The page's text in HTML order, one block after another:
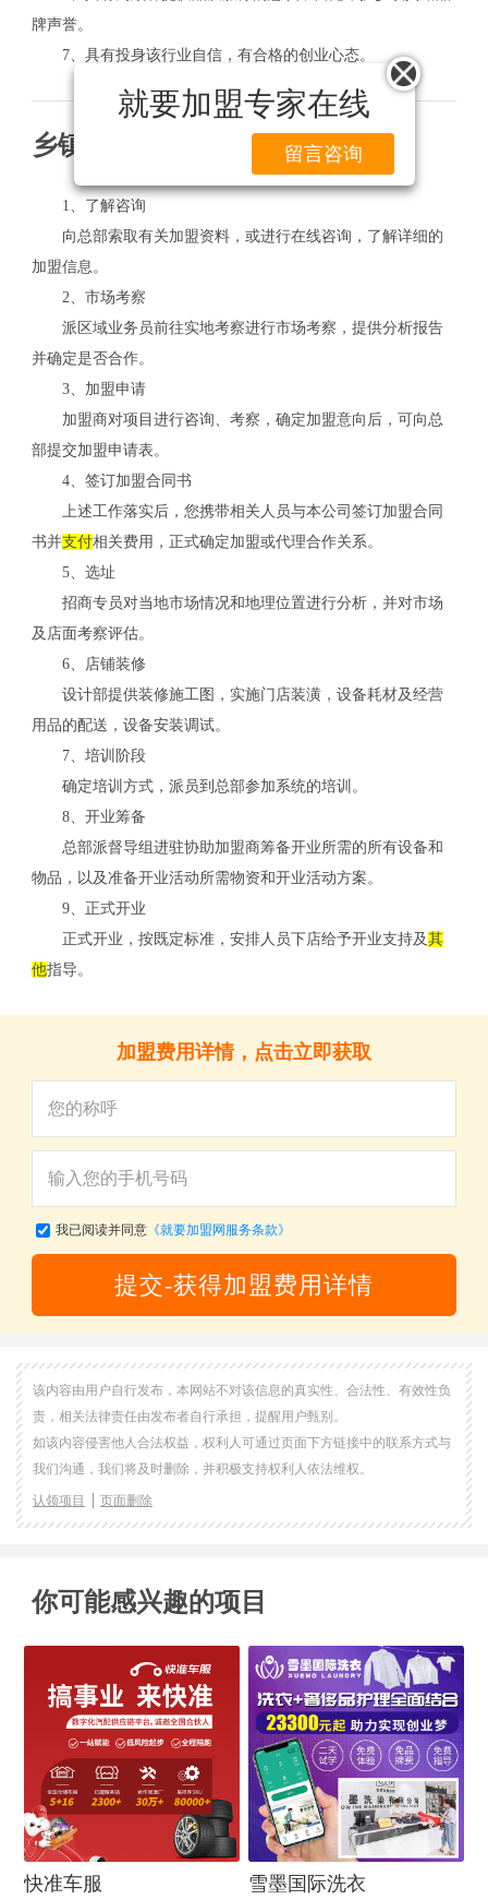
关
闭
就要加盟专家在线
留言咨询
牌声誉。
7、具有投身该行业自信，有合格的创业心态。
乡镇宾馆加盟流程
1、了解咨询
向总部索取有关加盟资料，或进行在线咨询，了解详细的
加盟信息。
2、市场考察
派区域业务员前往实地考察进行市场考察，提供分析报告
并确定是否合作。
3、加盟申请
加盟商对项目进行咨询、考察，确定加盟意向后，可向总
部提交加盟申请表。
4、签订加盟合同书
上述工作落实后，您携带相关人员与本公司签订加盟合同
书并支付相关费用，正式确定加盟或代理合作关系。
5、选址
招商专员对当地市场情况和地理位置进行分析，并对市场
及店面考察评估。
6、店铺装修
设计部提供装修施工图，实施门店装潢，设备耗材及经营
用品的配送，设备安装调试。
7、培训阶段
确定培训方式，派员到总部参加系统的培训。
8、开业筹备
总部派督导组进驻协助加盟商筹备开业所需的所有设备和
物品，以及准备开业活动所需物资和开业活动方案。
9、正式开业
正式开业，按既定标准，安排人员下店给予开业支持及其
他指导。
加盟费用详情，点击立即获取
我已阅读并同意《就要加盟网服务条款》
提交-获得加盟费用详情
该内容由用户自行发布，本网站不对该信息的真实性、合法性、有效性负
责，相关法律责任由发布者自行承担，提醒用户甄别。
如该内容侵害他人合法权益，权利人可通过页面下方链接中的联系方式与
我们沟通，我们将及时删除，并积极支持权利人依法维权。
认领项目 页面删除
你可能感兴趣的项目
快准车服
雪墨国际洗衣